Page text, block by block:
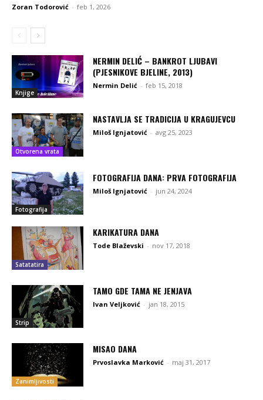
Zoran Todorović - feb 1, 2026
Knjige
NERMIN DELIĆ – BANKROT LJUBAVI
(PJESNIKOVE BJELINE, 2013)
Nermin Delić - feb 15, 2018
Otvorena vrata
NASTAVLJA SE TRADICIJA U KRAGUJEVCU
Miloš Ignjatović - avg 25, 2023
Fotografija
FOTOGRAFIJA DANA: PRVA FOTOGRAFIJA
Miloš Ignjatović - jun 24, 2024
Satatatira
KARIKATURA DANA
Tode Blaževski - nov 17, 2018
Strip
TAMO GDE TAMA NE JENJAVA
Ivan Veljković - jan 18, 2015
Zanimljivosti
MISAO DANA
Prvoslavka Marković - maj 31, 2017